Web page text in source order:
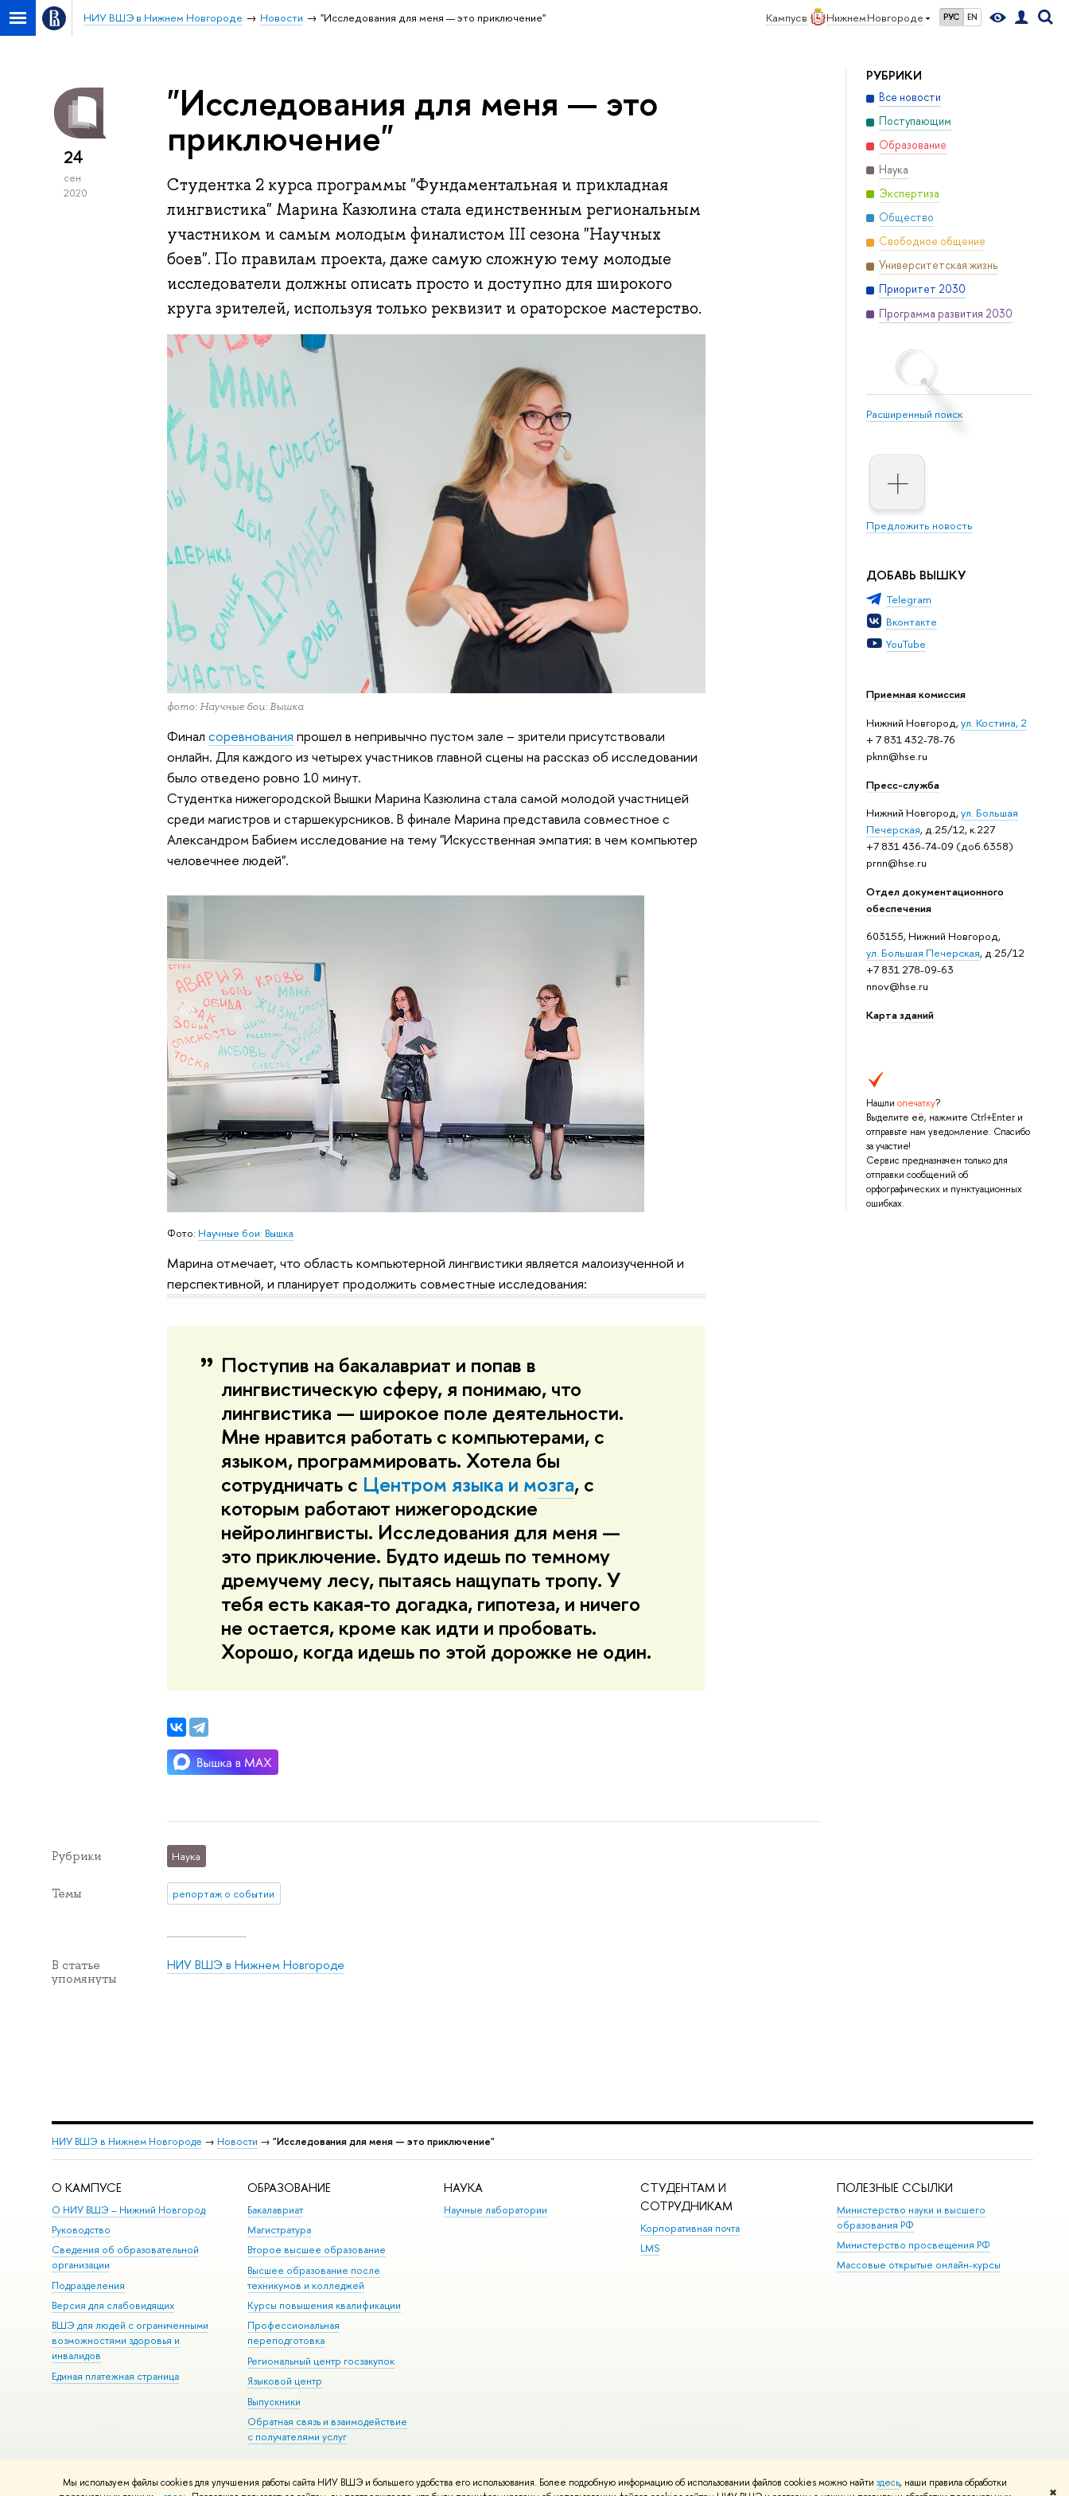
Мы используем файлы cookies для улучшения работы сайта НИУ ВШЭ и большего удобства его использования. Более подробную информацию об использовании файлов cookies можно найти здесь, наши правила обработки
✖
Кампус в Нижнем Новгороде РУС EN
НИУ ВШЭ в Нижнем Новгороде Новости "Исследования для меня — это приключение"
РУБРИКИ
Все новости
Поступающим
Образование
Наука
Экспертиза
Общество
Свободное общение
Университетская жизнь
Приоритет 2030
Программа развития 2030
Расширенный поиск
Предложить новость
ДОБАВЬ ВЫШКУ
Telegram
Вконтакте
YouTube
Приемная комиссия
Нижний Новгород,ул. Костина, 2
+ 7 831 432-78-76
pknn@hse.ru
Пресс-служба
Нижний Новгород,ул. Большая
Печерская, д.25/12, к.227
+7 831 436-74-09 (доб.6358)
prnn@hse.ru
Отдел документационного
обеспечения
603155, Нижний Новгород,
ул. Большая Печерская, д.25/12
+7 831 278-09-63
nnov@hse.ru
Карта зданий
Нашли опечатку?
Выделите её, нажмите Ctrl+Enter и
отправьте нам уведомление. Спасибо
за участие!
Сервис предназначен только для
отправки сообщений об
орфографических и пунктуационных
ошибках.
24
сен
2020
"Исследования для меня — это
приключение"
Студентка 2 курса программы "Фундаментальная и прикладная
лингвистика" Марина Казюлина стала единственным региональным
участником и самым молодым финалистом III сезона "Научных
боев". По правилам проекта, даже самую сложную тему молодые
исследователи должны описать просто и доступно для широкого
круга зрителей, используя только реквизит и ораторское мастерство.
фото: Научные бои: Вышка
Финал соревнования прошел в непривычно пустом зале – зрители присутствовали
онлайн. Для каждого из четырех участников главной сцены на рассказ об исследовании
было отведено ровно 10 минут.
Студентка нижегородской Вышки Марина Казюлина стала самой молодой участницей
среди магистров и старшекурсников. В финале Марина представила совместное с
Александром Бабием исследование на тему "Искусственная эмпатия: в чем компьютер
человечнее людей".
Фото: Научные бои: Вышка
Марина отмечает, что область компьютерной лингвистики является малоизученной и
перспективной, и планирует продолжить совместные исследования:
Поступив на бакалавриат и попав в
лингвистическую сферу, я понимаю, что
лингвистика — широкое поле деятельности.
Мне нравится работать с компьютерами, с
языком, программировать. Хотела бы
сотрудничать с Центром языка и мозга, с
которым работают нижегородские
нейролингвисты. Исследования для меня —
это приключение. Будто идешь по темному
дремучему лесу, пытаясь нащупать тропу. У
тебя есть какая-то догадка, гипотеза, и ничего
не остается, кроме как идти и пробовать.
Хорошо, когда идешь по этой дорожке не один.
Рубрики Наука
Темы репортаж о событии
В статье
упомянуты
НИУ ВШЭ в Нижнем Новгороде
НИУ ВШЭ в Нижнем Новгороде → Новости → "Исследования для меня — это приключение"
О КАМПУСЕ
О НИУ ВШЭ – Нижний Новгород
Руководство
Сведения об образовательной
организации
Подразделения
Версия для слабовидящих
ВШЭ для людей с ограниченными
возможностями здоровья и
инвалидов
Единая платежная страница
ОБРАЗОВАНИЕ
Бакалавриат
Магистратура
Второе высшее образование
Высшее образование после
техникумов и колледжей
Курсы повышения квалификации
Профессиональная
переподготовка
Региональный центр госзакупок
Языковой центр
Выпускники
Обратная связь и взаимодействие
с получателями услуг
НАУКА
Научные лаборатории
СТУДЕНТАМ И
СОТРУДНИКАМ
Корпоративная почта
LMS
ПОЛЕЗНЫЕ ССЫЛКИ
Министерство науки и высшего
образования РФ
Министерство просвещения РФ
Массовые открытые онлайн-курсы
Редактору
© НИУ ВШЭ 1993–2026 Адреса и контакты Условия использования материалов Политика конфиденциальности Карта сайта